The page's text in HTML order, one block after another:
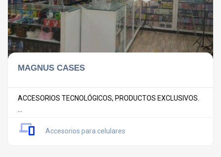
MAGNUS CASES
ACCESORIOS TECNOLÓGICOS, PRODUCTOS EXCLUSIVOS.
Accesorios para celulares